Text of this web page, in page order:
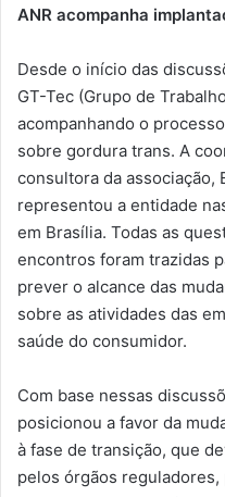
ANR acompanha
Desde o início das
GT-Tec (Grupo de
acompanhando o
sobre gordura trans. A
consultora da associação,
representou a entidade
em Brasília. Todas as
encontros foram trazidas
prever o alcance das
sobre as atividades das
saúde do consumidor.
Com base nessas
posicionou a favor da
à fase de transição, que
pelos órgãos